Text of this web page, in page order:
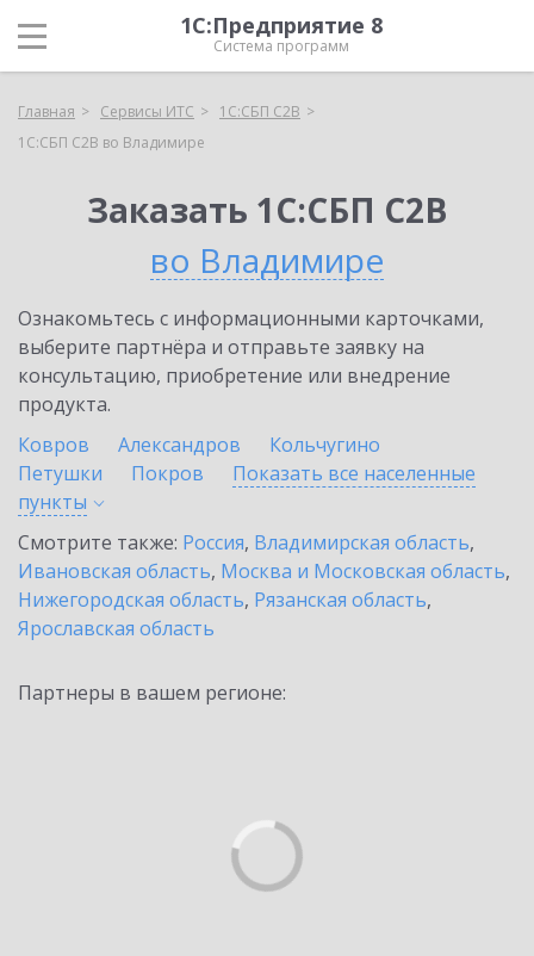
1С:Предприятие 8
Система программ
Главная Сервисы ИТС
1С:СБП C2B
1С:СБП C2B во Владимире
Заказать 1С:СБП C2B
во Владимире
Ознакомьтесь с информационными карточками,
выберите партнёра и отправьте заявку на
консультацию, приобретение или внедрение
продукта.
Ковров
Александров
Кольчугино
Петушки
Покров
Показать все населенные
пункты
Смотрите также: Россия, Владимирская область,
Ивановская область, Москва и Московская область,
Нижегородская область, Рязанская область,
Ярославская область
Партнеры в вашем регионе: